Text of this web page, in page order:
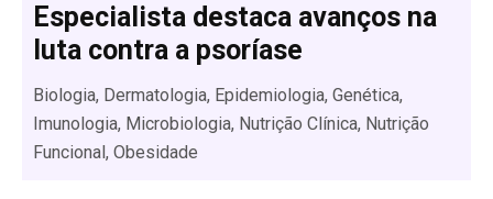
Especialista destaca avanços na
luta contra a psoríase
Biologia, Dermatologia, Epidemiologia, Genética,
Imunologia, Microbiologia, Nutrição Clínica, Nutrição
Funcional, Obesidade